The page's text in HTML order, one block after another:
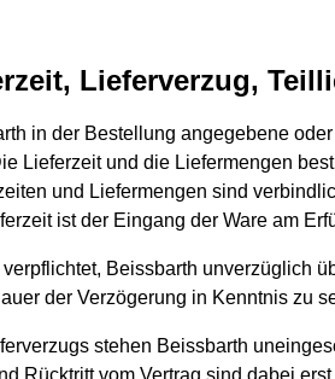
Lieferverzug,
in der Bestellung angegebene
Lieferzeit und die Liefermengen
und Liefermengen sind
ist der Eingang der Ware am
verpflichtet, Beissbarth unverzüglich
der Verzögerung in Kenntnis zu
stehen Beissbarth
Rücktritt vom Vertrag sind dabei